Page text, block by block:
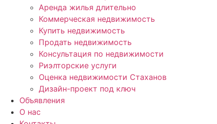
Аренда жилья длительно
Коммерческая недвижимость
Купить недвижимость
Продать недвижимость
Консультация по недвижимости
Риэлторские услуги
Оценка недвижимости Стаханов
Дизайн-проект под ключ
Объявления
О нас